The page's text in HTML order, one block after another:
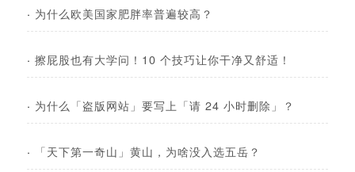
· 为什么欧美国家肥胖率普遍较高？
· 擦屁股也有大学问！10 个技巧让你干净又舒适！
· 为什么「盗版网站」要写上「请 24 小时删除」？
· 「天下第一奇山」黄山，为啥没入选五岳？